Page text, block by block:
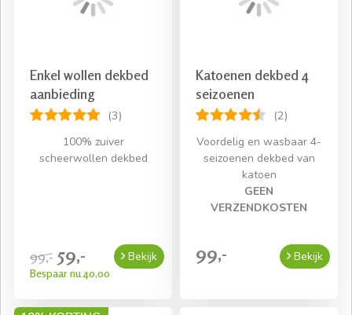
Enkel wollen dekbed
aanbieding
(3)
100% zuiver
scheerwollen dekbed
99,- 59,-
Bespaar nu 40,00
Bekijk
Katoenen dekbed 4
seizoenen
(2)
Voordelig en wasbaar 4-
seizoenen dekbed van
katoen
GEEN
VERZENDKOSTEN
99,- Bekijk